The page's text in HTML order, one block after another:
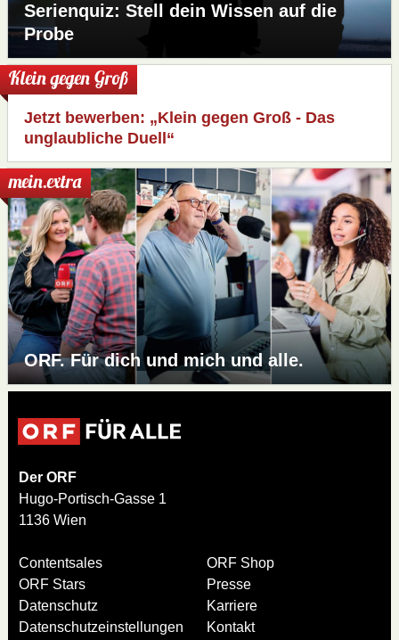
Serienquiz: Stell dein Wissen auf die
Probe
Klein gegen Groß
Jetzt bewerben: „Klein gegen Groß - Das
unglaubliche Duell“
mein.extra
ORF. Für dich und mich und alle.
Der ORF
Hugo-Portisch-Gasse 1
1136 Wien
Contentsales
ORF Stars
Datenschutz
Datenschutzeinstellungen
ORF Shop
Presse
Karriere
Kontakt